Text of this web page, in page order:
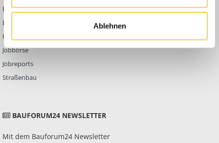
Ablehnen
Baumaschinen
Berg- & Tagebau
Hoch- & Tiefbau
Jobbörse
Jobreports
Straßenbau
Impressum
BAUFORUM24 NEWSLETTER
Mit dem Bauforum24 Newsletter